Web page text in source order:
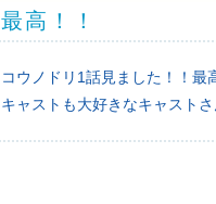
最高！！
コウノドリ1話見ました！！
キャストも大好きなキャスト